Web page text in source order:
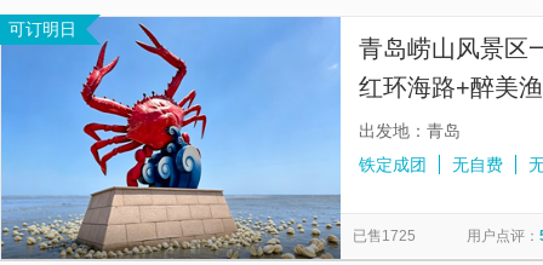
《印象刘三姐》山水实景演出
可订明日
青岛崂山风景区
红环海路+醉美
接）】
出发地：青岛
铁定成团
无自费
已售1725 用户点评：